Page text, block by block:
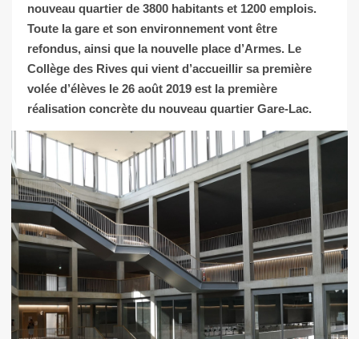
nouveau quartier de 3800 habitants et 1200 emplois.
Toute la gare et son environnement vont être
refondus, ainsi que la nouvelle place d’Armes. Le
Collège des Rives qui vient d’accueillir sa première
volée d’élèves le 26 août 2019 est la première
réalisation concrète du nouveau quartier Gare-Lac.